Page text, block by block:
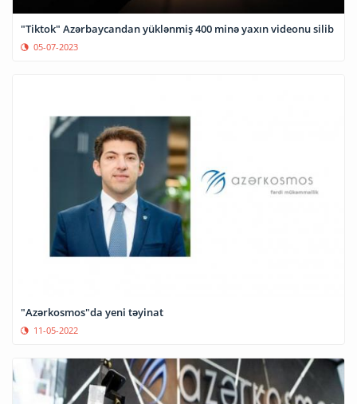
"Tiktok" Azərbaycandan yüklənmiş 400 minə yaxın videonu silib
05-07-2023
"Azərkosmos"da yeni təyinat
11-05-2022